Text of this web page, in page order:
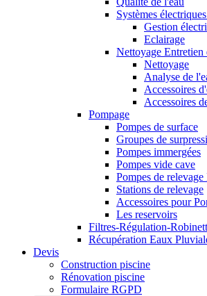
Systèmes
Gestion
Eclairage
Nettoyage Entretien
Nettoyage
Analyse de
Accessoires
Accessoires
Pompage
Pompes de surface
Groupes de
Pompes immergées
Pompes vide cave
Pompes de
Stations de relevage
Accessoires pour
Les reservoirs
Filtres-Régulation-
Récupération Eaux
Devis
Construction piscine
Rénovation piscine
Formulaire RGPD